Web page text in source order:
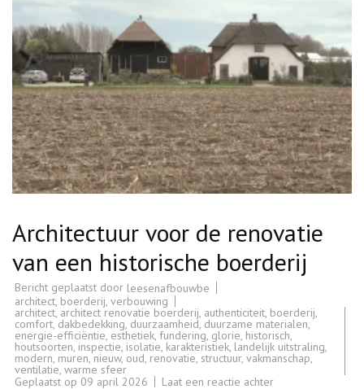
Architectuur voor de renovatie
van een historische boerderij
Bericht geplaatst door leesenafbouwbe
architect boerderij verbouwing
architect architect renovatie boerderij authenticiteit boerderij
comfort dakbedekking duurzaamheid duurzame materialen
energie-efficiëntie esthetiek fundering glorie historisch
houtsoorten inspectie isolatie karakteristiek landelijk uitstraling
modern muren ,nieuw, oud renovatie structuur, vakmanschap
ventilatie warme sfeer
Geplaatst op 09 april 2026 Laat een reactie achterop